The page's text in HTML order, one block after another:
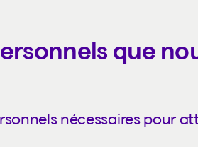
que
nécessaires pour